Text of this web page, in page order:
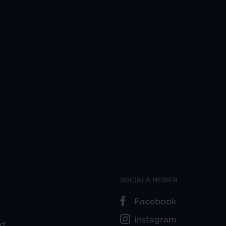
SOCIALA MEDIER
Facebook
Instagram